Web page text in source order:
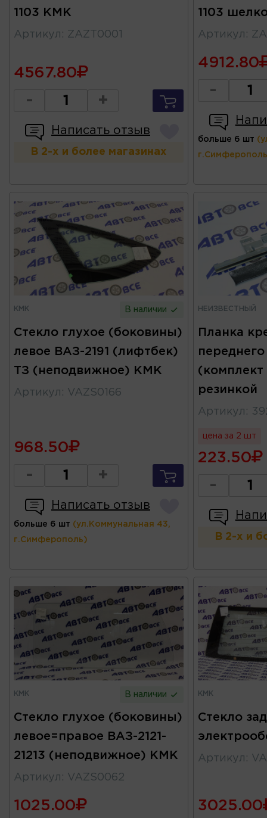
1103 КМК
Артикул : ZAZT0001
4567.80
- +
Написать отзыв
В 2-х и более магазинах
1103
Артикул :
4912.80
-
больше 6 шт
КМК В наличии
Стекло глухое (боковины)
левое ВАЗ-2191 (лифтбек)
ТЗ (неподвижное) КМК
Артикул : VAZS0166
968.50
- +
Написать отзыв
больше 6 шт (ул.Коммунальная 43,
г.Симферополь)
НЕИЗВЕСТНЫЙ
Планка
резинкой
Артикул :
цена за 2 шт
223.50
-
В 2-х и
КМК В наличии
Стекло глухое (боковины)
левое=правое ВАЗ-2121-
21213 (неподвижное) КМК
Артикул : VAZS0062
1025.00
КМК
Стекло
Артикул :
3025.00